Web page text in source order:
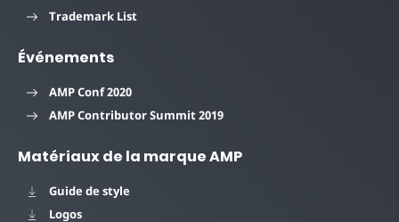
Trademark List
Événements
AMP Conf 2020
AMP Contributor Summit 2019
Matériaux de la marque AMP
Guide de style
Logos